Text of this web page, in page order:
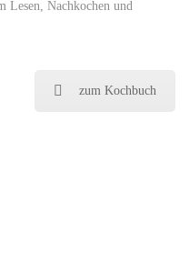
Lesen, Nachkochen und
zum Kochbuch